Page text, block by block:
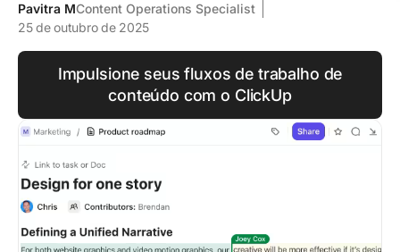
Pavitra MContent Operations Specialist
25 de outubro de 2025
Impulsione seus fluxos de trabalho de
conteúdo com o ClickUp